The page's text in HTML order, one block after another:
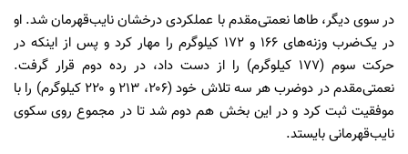
در سوی دیگر، طاها نعمتی‌مقدم با عملکردی درخشان نایب‌قهرمان شد. او
در یک‌ضرب وزنه‌های ۱۶۶ و ۱۷۲ کیلوگرم را مهار کرد و پس از اینکه در
حرکت سوم (۱۷۷ کیلوگرم) را از دست داد، در رده دوم قرار گرفت.
نعمتی‌مقدم در دوضرب هر سه تلاش خود (۲۰۶، ۲۱۳ و ۲۲۰ کیلوگرم) را با
موفقیت ثبت کرد و در این بخش هم دوم شد تا در مجموع روی سکوی
نایب‌قهرمانی بایستد.